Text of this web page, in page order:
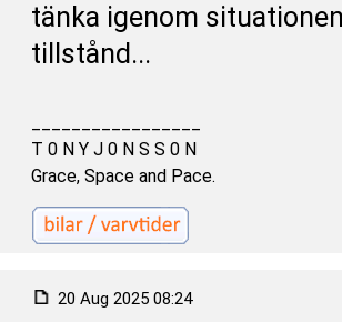
tänka igenom
tillstånd...
T 0 N Y J 0 N S S 0 N
Grace, Space and Pace.
20 Aug 2025 08:24